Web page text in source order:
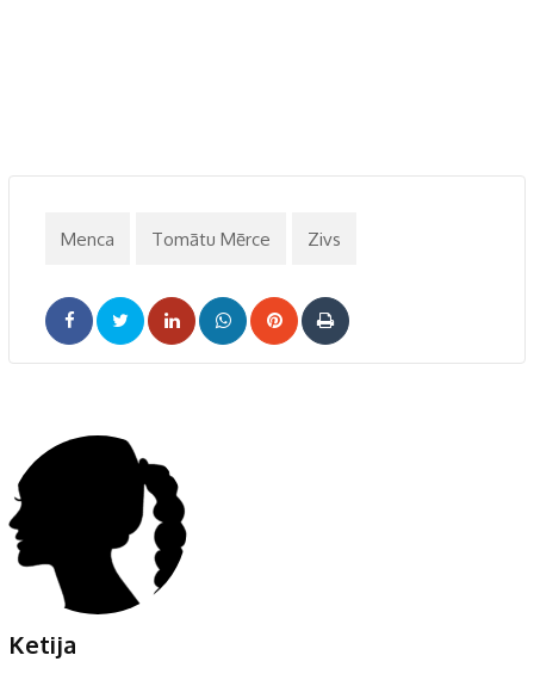
Menca Tomātu Mērce Zivs
LinkedInWhatsappPinterest
Print
Ketija